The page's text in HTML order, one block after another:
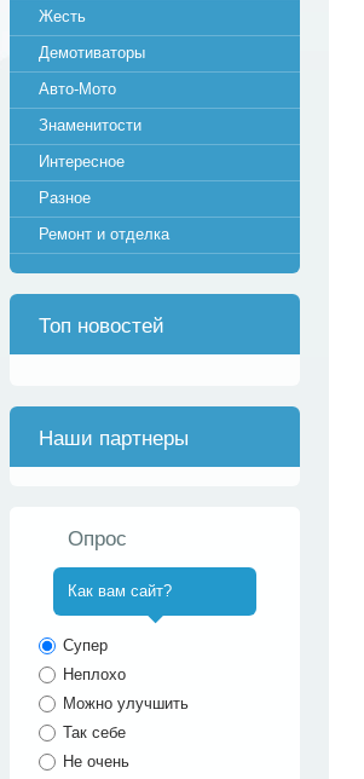
Жесть
Демотиваторы
Авто-Мото
Знаменитости
Интересное
Разное
Ремонт и отделка
Топ новостей
Наши партнеры
Опрос
Как вам сайт?
Супер
Неплохо
Можно улучшить
Так себе
Не очень